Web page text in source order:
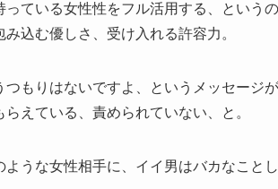
っている女性性をフル活用する、という
込む優しさ、受け入れる許容力。
つもりはないですよ、というメッセージ
らえている、責められていない、と。
ような女性相手に、イイ男はバカなことし